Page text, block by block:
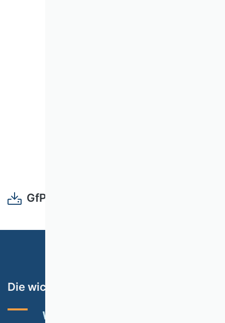
GfP06_Zurueckziehen.pdf
Die wichtigsten Themen
VHB-RATING 2024